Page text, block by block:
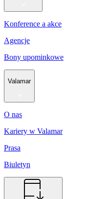
Konference a akce
Agencje
Bony upominkowe
Valamar
O nas
Kariery w Valamar
Prasa
Biuletyn